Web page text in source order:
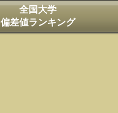
全国大学
偏差値ランキング